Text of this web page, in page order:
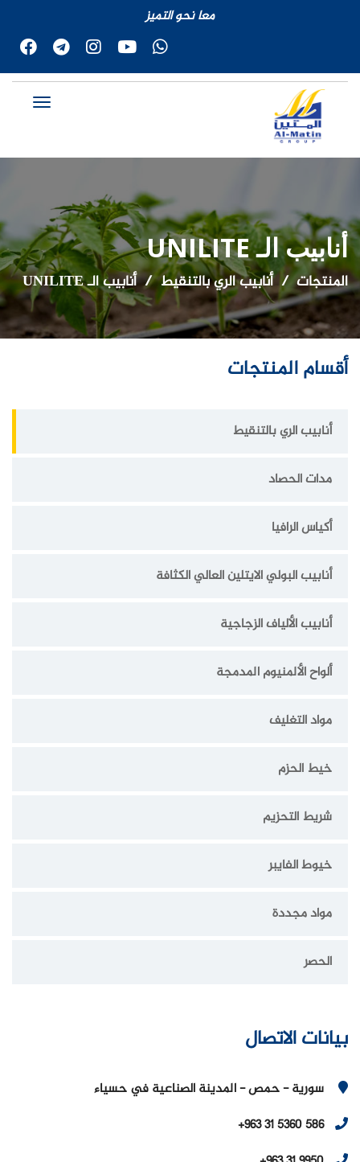
معا نحو التميز
أنابيب الـ UNILITE
المنتجات أنابيب الري بالتنقيط أنابيب الـ UNILITE
أقسام المنتجات
أنابيب الري بالتنقيط
مدات الحصاد
أكياس الرافيا
أنابيب البولي الايتلين العالي الكثافة
أنابيب الألياف الزجاجية
ألواح الألمنيوم المدمجة
مواد التغليف
خيط الحزم
شريط التحزيم
خيوط الفايبر
مواد مجددة
الحصر
بيانات الاتصال
سورية - حمص - المدينة الصناعية في حسياء
+963 31 5360 586